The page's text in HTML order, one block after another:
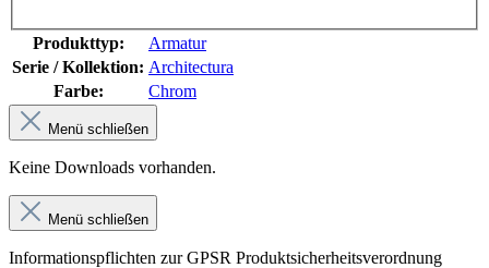
Produkttyp:
Armatur
Serie / Kollektion: Architectura
Farbe:
Chrom
Menü schließen
Keine Downloads vorhanden.
Menü schließen
Informationspflichten zur GPSR Produktsicherheitsverordnung